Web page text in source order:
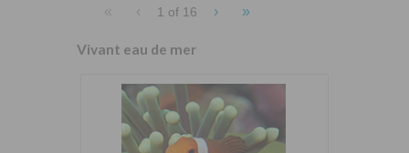
« ‹ 1 of 16 › »
Vivant eau de mer